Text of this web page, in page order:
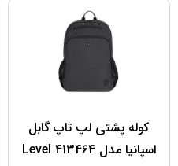
کوله پشتی لپ تاپ گابل
اسپانیا مدل 413464 Level